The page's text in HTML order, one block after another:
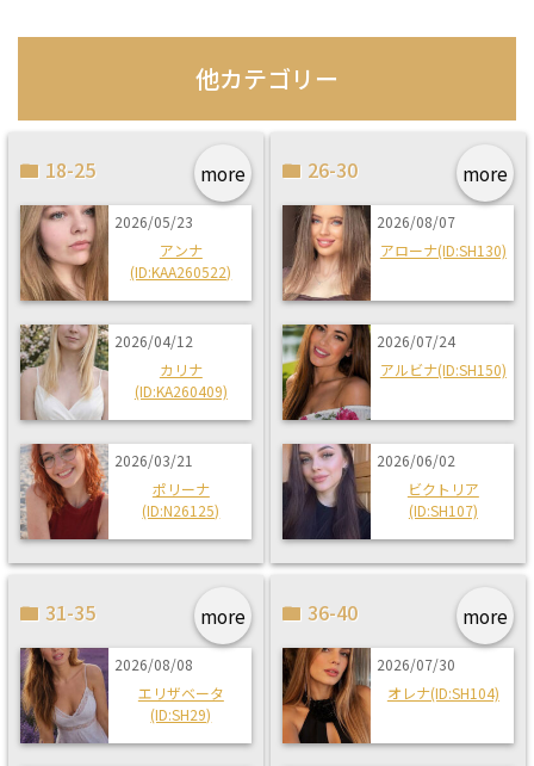
他カテゴリー
more
18-25
2026/05/23
アンナ
(ID:KAA260522)
2026/04/12
カリナ
(ID:KA260409)
2026/03/21
ポリーナ
(ID:N26125)
more
26-30
2026/08/07
アローナ(ID:SH130)
2026/07/24
アルビナ(ID:SH150)
2026/06/02
ビクトリア
(ID:SH107)
more
31-35
2026/08/08
エリザベータ
(ID:SH29)
more
36-40
2026/07/30
オレナ(ID:SH104)